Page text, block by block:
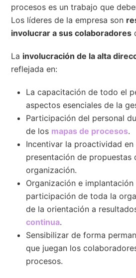
procesos es un trabajo que
Los líderes de la empresa son
involucrar a sus colaboradores
La involucración de la alta
reflejada en:
La capacitación de todo el
aspectos esenciales de la
Participación del personal
de los mapas de procesos.
Incentivar la proactividad en
presentación de propuestas
organización.
Organización e
participación de toda la
de la orientación a
continua.
Sensibilizar de forma
que juegan los
procesos.